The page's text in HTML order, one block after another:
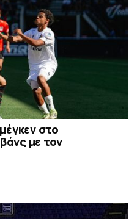
στο
με τον